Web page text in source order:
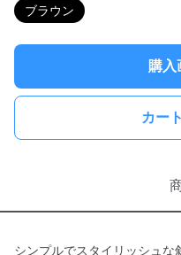
ブラウン
購入
カー
シンプルでスタイリッシュな